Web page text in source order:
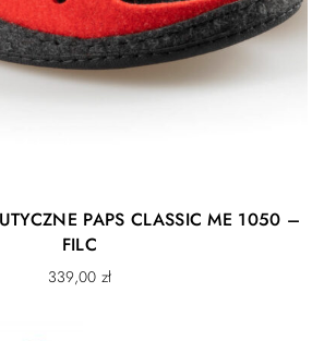
PAPS CLASSIC ME 1050 –
FILC
339,00 zł